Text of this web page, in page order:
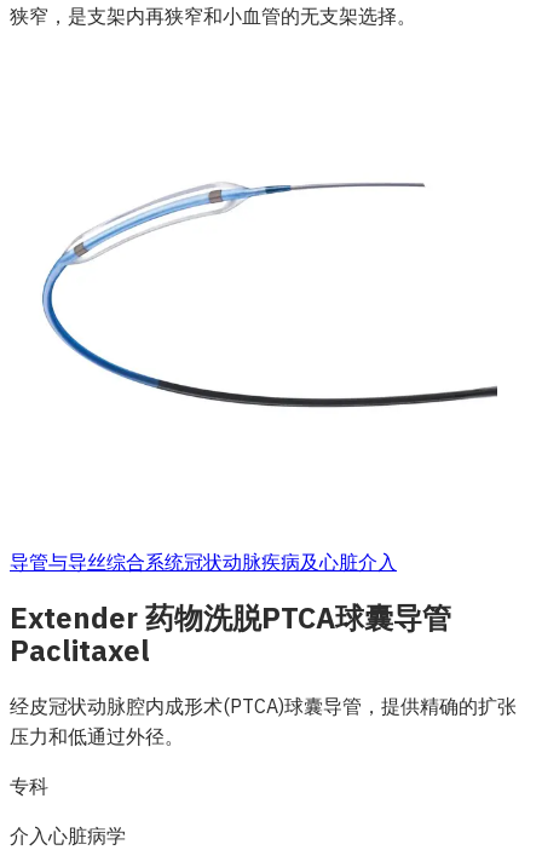
狭窄，是支架内再狭窄和小血管的无支架选择。
导管与导丝综合系统冠状动脉疾病及心脏介入
Extender 药物洗脱PTCA球囊导管
Paclitaxel
经皮冠状动脉腔内成形术(PTCA)球囊导管，提供精确的扩张
压力和低通过外径。
专科
介入心脏病学